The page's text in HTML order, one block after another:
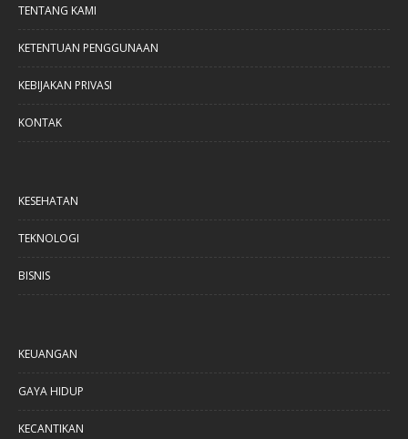
TENTANG KAMI
KETENTUAN PENGGUNAAN
KEBIJAKAN PRIVASI
KONTAK
KESEHATAN
TEKNOLOGI
BISNIS
KEUANGAN
GAYA HIDUP
KECANTIKAN